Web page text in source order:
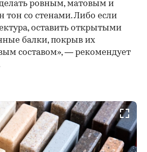
ровным, матовым и
тон со стенами. Либо если
оставить открытыми
балки, покрыв их
составом», — рекомендует